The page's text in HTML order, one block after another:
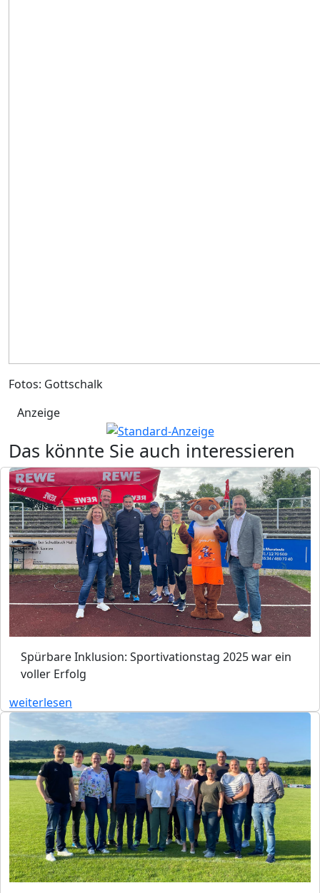
Fotos: Gottschalk
Anzeige
Das könnte Sie auch interessieren
Spürbare Inklusion: Sportivationstag 2025 war ein
voller Erfolg
weiterlesen